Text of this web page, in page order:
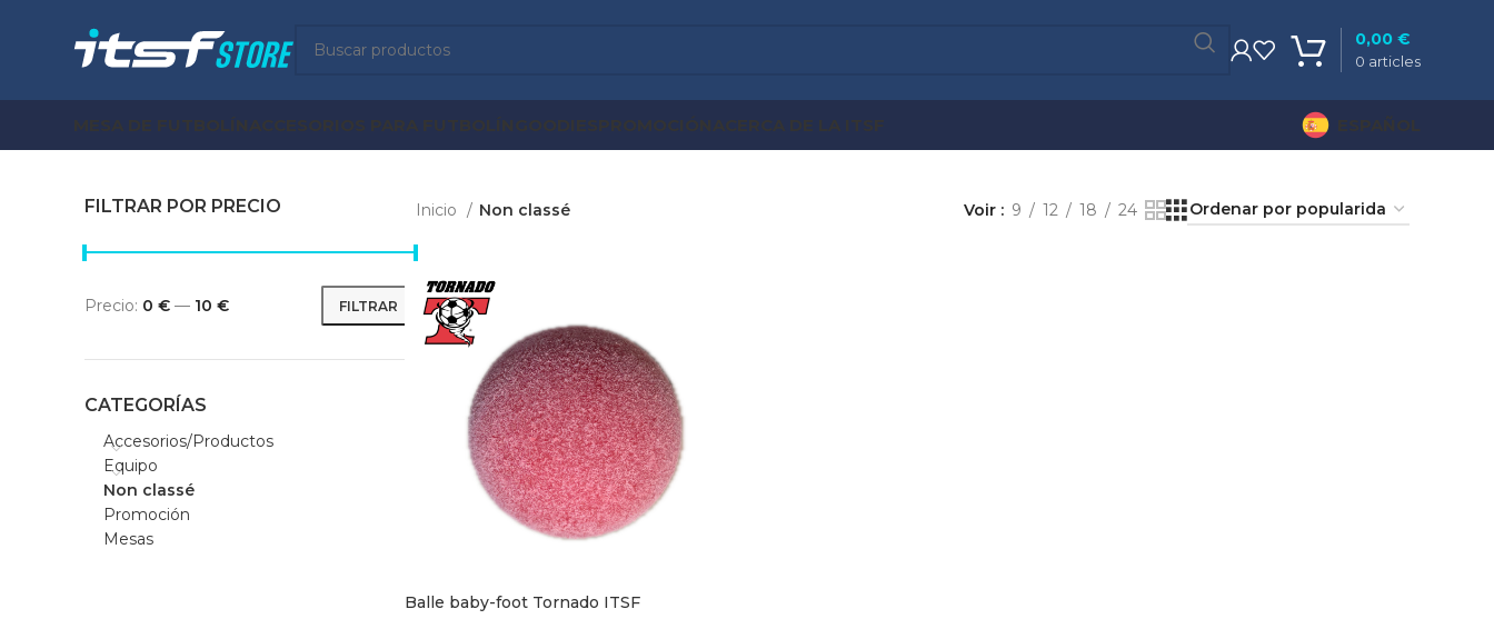
0 articles
0,00 €
MESA DE FUTBOLÍNACCESORIOS PARA FUTBOLÍNGOODIESPROMOCIÓNACERCA DE LA ITSF ESPAÑOL
FILTRAR POR PRECIO
Precio
Precio
FILTRAR
Precio: 0 € — 10 €
CATEGORÍAS
Accesorios/Productos
Equipo
Non classé
Promoción
Mesas
Inicio Non classé Voir 9 12 18 24
Balle baby-foot Tornado ITSF